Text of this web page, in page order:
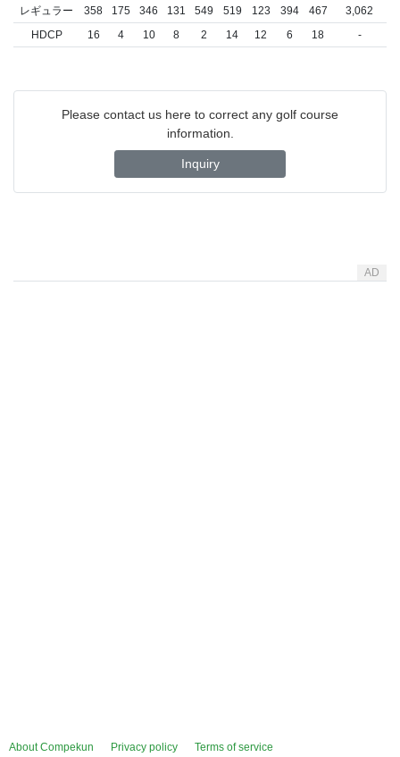
レギュラー 358 175 346 131 549 519 123 394 467
3,062
HDCP
16 4 10 8 2 14 12 6 18 -
Please contact us here to correct any golf course
information.
Inquiry
AD
About Compekun Privacy policy Terms of service